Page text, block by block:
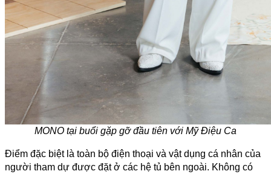
MONO tại buổi gặp gỡ đầu tiên với Mỹ Điệu Ca
Điểm đặc biệt là toàn bộ điện thoại và vật dụng cá nhân của
người tham dự được đặt ở các hệ tủ bên ngoài. Không có